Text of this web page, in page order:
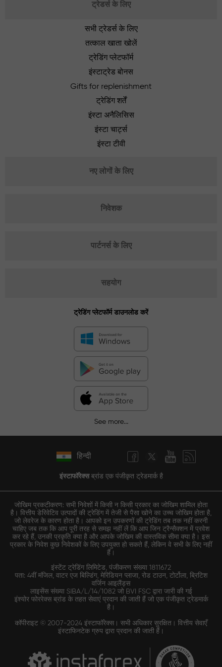
ट्रेडर्स के लिए
सभी ट्रेडर्स के लिए
तत्काल खाता खोलें
ट्रेडिंग प्लेटफॉर्म
इंस्टाट्रेड बोनस
Gifts for replenishment
ट्रेडिंग शर्तें
इंस्टा अनैलिसिस
इंस्टा चार्ट्स
इंस्टा टीवी
नए लोगों के लिए
निवेशक
पार्टनर्स के लिए
सहयोग
ट्रेडिंग प्लेटफॉर्म डाउनलोड करें
See more...
हिन्दी
इंस्टाफॉरेक्सब्रांड एक पंजीकृत ट्रेडमार्क है
जोखिम प्रकटीकरण: सभी निवेशों में किसी न किसी प्रकार का जोखिम शामिल होता
है। वित्तीय डेरिवेटिव उत्पादों की ट्रेडिंग में तेजी से पैसा खोने का उच्च जोखिम होता है,
जो लेवरेज के कारण होता है। आपको इन उपकरणों की ट्रेडिंग तब तक नहीं करनी
चाहिए जब तक कि आप पूरी तरह से समझ नहीं लें कि आप जिन ट्रैन्सैक्शन में प्रवेश
कर रहे हैं, उनकी प्रकृति क्या है और आपके जोखिम की वास्तविक सीमा क्या है। इस
प्रकार के निवेश कुछ निवेशकों के लिए उपयुक्त हो सकते हैं, लेकिन वे सभी के लिए नहीं
हैं।
इंस्टेंट ट्रेडिंग लिमिटेड, पंजीकरण संख्या 1811672
पता: 4वीं मंजिल, वाटर एज बिल्डिंग, मेरिडियन प्लाजा, रोड टाउन, टोर्टोला, ब्रिटिश
वर्जिन आइलैंड्स
लाइसेंस संख्या SIBA/L/14/1082 जो BVI FSC द्वारा जारी की गई
इंश्योर फोररेक्स ब्रांड के तहत सेवाएं प्रदान की जाती हैं जो एक पंजीकृत ट्रेडमार्क
है।
कॉपीराइट © 2007-2024 इंस्टाफॉरेक्स। सभी अधिकार सुरक्षित। वित्तीय सेवाएँ
इंस्टाफिनटेक ग्रुप द्वारा प्रदान की जाती हैं।